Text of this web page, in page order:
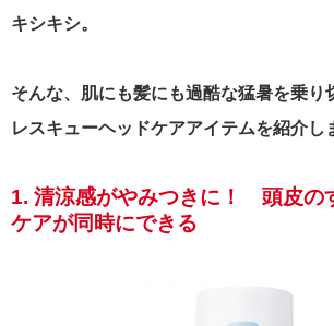
キシキシ。
そんな、肌にも髪にも過酷な猛暑を乗り
レスキューヘッドケアアイテムを紹介し
1. 清涼感がやみつきに！ 頭皮の
ケアが同時にできる